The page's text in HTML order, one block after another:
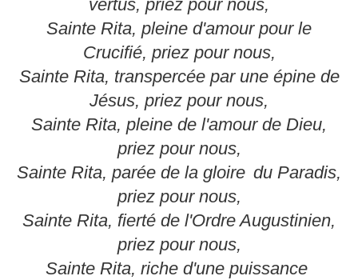
vertus, priez pour nous,
Sainte Rita, pleine d'amour pour le
Crucifié, priez pour nous,
Sainte Rita, transpercée par une épine de
Jésus, priez pour nous,
Sainte Rita, pleine de l'amour de Dieu,
priez pour nous,
Sainte Rita, parée de la gloire du Paradis,
priez pour nous,
Sainte Rita, fierté de l'Ordre Augustinien,
priez pour nous,
Sainte Rita, riche d'une puissance